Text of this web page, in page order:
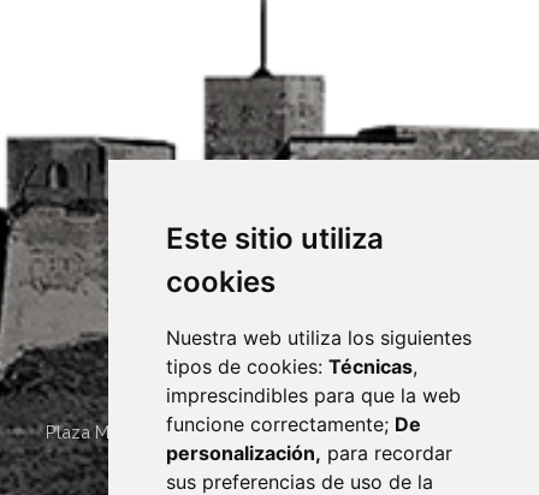
Este sitio utiliza
cookies
Nuestra web utiliza los siguientes
tipos de cookies: Técnicas,
imprescindibles para que la web
funcione correctamente; De
personalización, para recordar
sus preferencias de uso de la
Plaza Mayor 4 22400 MONZÓN - ARAGÓN (ESPAÑA)
· (34) 974 400 700 ·
sac@monzon.es